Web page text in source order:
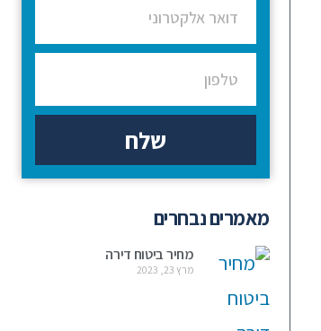
שלח
מאמרים נבחרים
מחיר ביטוח דירה
מרץ 23, 2023